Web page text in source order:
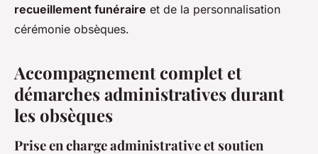
recueillement funéraire et de la personnalisation
cérémonie obsèques.
Accompagnement complet et
démarches administratives durant
les obsèques
Prise en charge administrative et soutien